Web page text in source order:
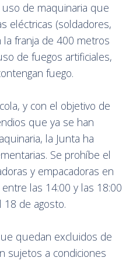
de maquinaria que
eléctricas (soldadores,
la franja de 400 metros
de fuegos artificiales,
fuego.
y con el objetivo de
que ya se han
la Junta ha
Se prohíbe el
y empacadoras en
las 14:00 y las 18:00
de agosto.
quedan excluidos de
sujetos a condiciones